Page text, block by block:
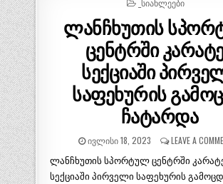
_ᲡᲘᲐᲮᲚᲔᲔᲑᲘ
ლანჩხუთის
ცენტრში
სექციაში
საფეხურის
ჩატარდა
ᲘᲕᲚᲘᲡᲘ 18, 2023 LEAVE A
ლანჩხუთის სპორტულ ცენტრში
სექციაში პირველი საფეხურის